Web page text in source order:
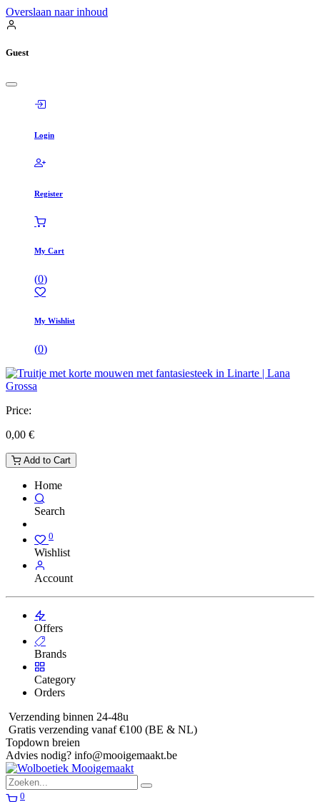
Overslaan naar inhoud
Guest
Login
Register
My Cart
(0)
My Wishlist
(0)
Price:
0,00 €
Add to Cart
Home
Search
0
Wishlist
Account
Offers
Brands
Category
Orders
Verzending binnen 24-48u
Gratis verzending vanaf €100 (BE & NL)
Topdown breien
Advies nodig? info@mooigemaakt.be
0